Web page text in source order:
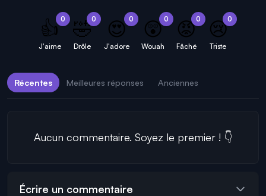
0
👍
J'aime
0
🤣
Drôle
0
😍
J'adore
0
😲
Wouah
0
😡
Fâché
0
😢
Triste
Récentes Meilleures réponses Anciennes
Aucun commentaire. Soyez le premier ! 👇
Écrire un commentaire